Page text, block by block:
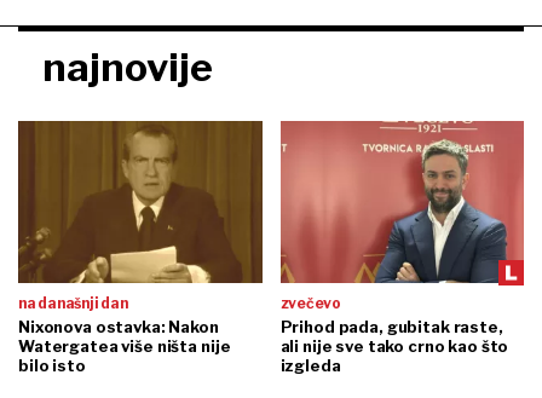
najnovije
na današnji dan
Nixonova ostavka: Nakon
Watergatea više ništa nije
bilo isto
zvečevo
Prihod pada, gubitak raste,
ali nije sve tako crno kao što
izgleda